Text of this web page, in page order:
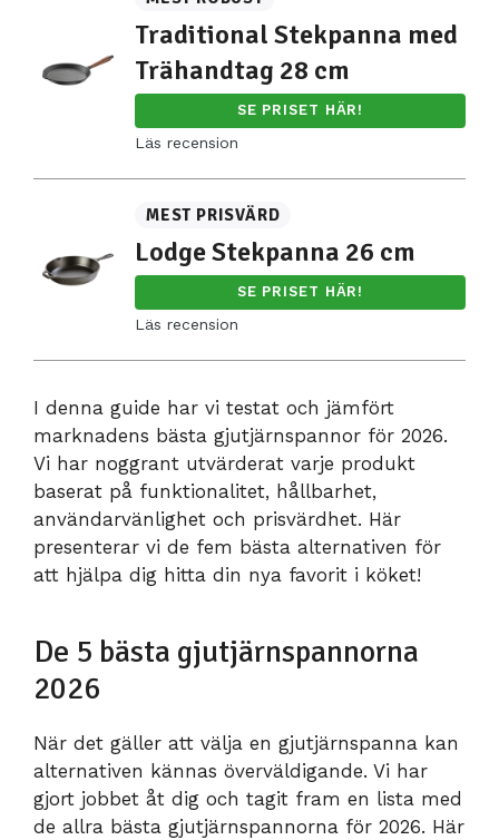
Traditional Stekpanna med
Trähandtag 28 cm
SE PRISET HÄR!
Läs recension
MEST PRISVÄRD
Lodge Stekpanna 26 cm
SE PRISET HÄR!
Läs recension
I denna guide har vi testat och jämfört
marknadens bästa gjutjärnspannor för 2026.
Vi har noggrant utvärderat varje produkt
baserat på funktionalitet, hållbarhet,
användarvänlighet och prisvärdhet. Här
presenterar vi de fem bästa alternativen för
att hjälpa dig hitta din nya favorit i köket!
De 5 bästa gjutjärnspannorna
2026
När det gäller att välja en gjutjärnspanna kan
alternativen kännas överväldigande. Vi har
gjort jobbet åt dig och tagit fram en lista med
de allra bästa gjutjärnspannorna för 2026. Här